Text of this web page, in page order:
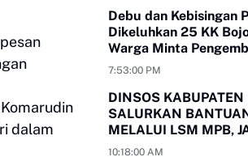
dalam
Debu dan Kebisingan
Dikeluhkan 25 KK
Warga Minta
Tangan
7:53:00 PM
DINSOS KABUPATEN
SALURKAN
MELALUI LSM MPB,
KEBUTUHAN WARGA
10:18:00 AM